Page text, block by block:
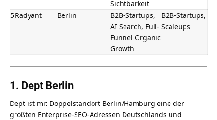
Sichtbarkeit
5Radyant Berlin
B2B-Startups,
AI Search, Full-
Funnel Organic
Growth
B2B-Startups,
Scaleups
1. Dept Berlin
Dept ist mit Doppelstandort Berlin/Hamburg eine der
größten Enterprise-SEO-Adressen Deutschlands und